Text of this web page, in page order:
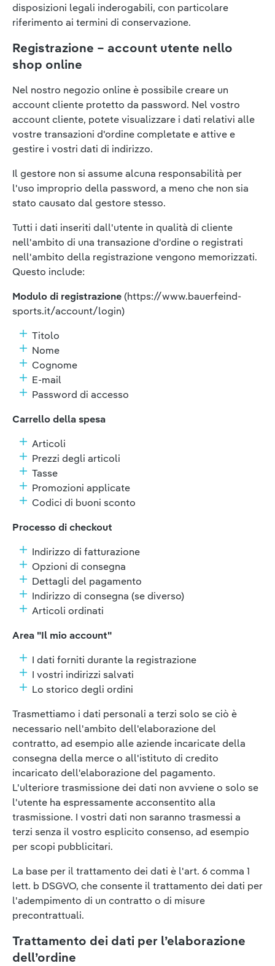
disposizioni legali inderogabili, con particolare
riferimento ai termini di conservazione.
Registrazione – account utente nello
shop online
Nel nostro negozio online è possibile creare un
account cliente protetto da password. Nel vostro
account cliente, potete visualizzare i dati relativi alle
vostre transazioni d'ordine completate e attive e
gestire i vostri dati di indirizzo.
Il gestore non si assume alcuna responsabilità per
l'uso improprio della password, a meno che non sia
stato causato dal gestore stesso.
Tutti i dati inseriti dall'utente in qualità di cliente
nell'ambito di una transazione d'ordine o registrati
nell'ambito della registrazione vengono memorizzati.
Questo include:
Modulo di registrazione(https://www.bauerfeind-
sports.it/account/login)
Titolo
Nome
Cognome
E-mail
Password di accesso
Carrello della spesa
Articoli
Prezzi degli articoli
Tasse
Promozioni applicate
Codici di buoni sconto
Processo di checkout
Indirizzo di fatturazione
Opzioni di consegna
Dettagli del pagamento
Indirizzo di consegna (se diverso)
Articoli ordinati
Area "Il mio account"
I dati forniti durante la registrazione
I vostri indirizzi salvati
Lo storico degli ordini
Trasmettiamo i dati personali a terzi solo se ciò è
necessario nell'ambito dell'elaborazione del
contratto, ad esempio alle aziende incaricate della
consegna della merce o all'istituto di credito
incaricato dell'elaborazione del pagamento.
L'ulteriore trasmissione dei dati non avviene o solo se
l'utente ha espressamente acconsentito alla
trasmissione. I vostri dati non saranno trasmessi a
terzi senza il vostro esplicito consenso, ad esempio
per scopi pubblicitari.
La base per il trattamento dei dati è l'art. 6 comma 1
lett. b DSGVO, che consente il trattamento dei dati per
l'adempimento di un contratto o di misure
precontrattuali.
Trattamento dei dati per l’elaborazione
dell’ordine